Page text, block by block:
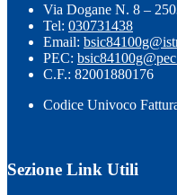
Via Dogane N. 8 –
Tel: 030731438
Email:
PEC:
C.F.: 82001880176
Codice Univoco
Sezione Link Utili